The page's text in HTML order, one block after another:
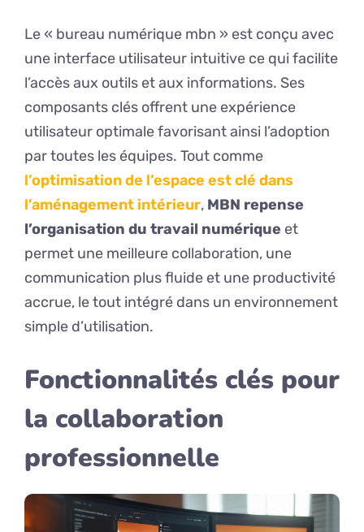
Le « bureau numérique mbn » est conçu avec
une interface utilisateur intuitive ce qui facilite
l’accès aux outils et aux informations. Ses
composants clés offrent une expérience
utilisateur optimale favorisant ainsi l’adoption
par toutes les équipes. Tout comme
l’optimisation de l’espace est clé dans
l’aménagement intérieur, MBN repense
l’organisation du travail numérique et
permet une meilleure collaboration, une
communication plus fluide et une productivité
accrue, le tout intégré dans un environnement
simple d’utilisation.
Fonctionnalités clés pour
la collaboration
professionnelle